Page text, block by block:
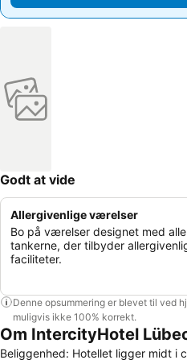
Godt at vide
Allergivenlige værelser
Bo på værelser designet med
tankerne, der tilbyder
faciliteter.
Denne opsummering er blevet til ved
muligvis ikke 100% korrekt.
Om IntercityHotel
Beliggenhed: Hotellet ligger midt i